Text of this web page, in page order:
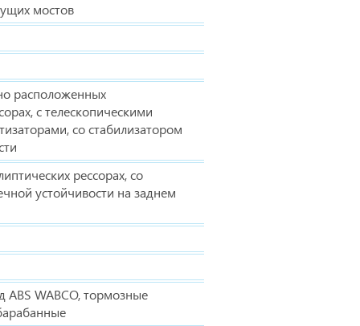
мостов
расположенных
с телескопическими
со стабилизатором
рессорах, со
устойчивости на заднем
ABS WABCO, тормозные